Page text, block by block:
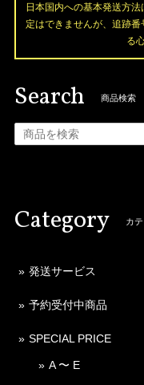
日本国内への基本発送方
定はできませんが、追跡
る
Search 商品検索
Category カ
発送サービス
予約受付中商品
SPECIAL PRICE
A 〜 E